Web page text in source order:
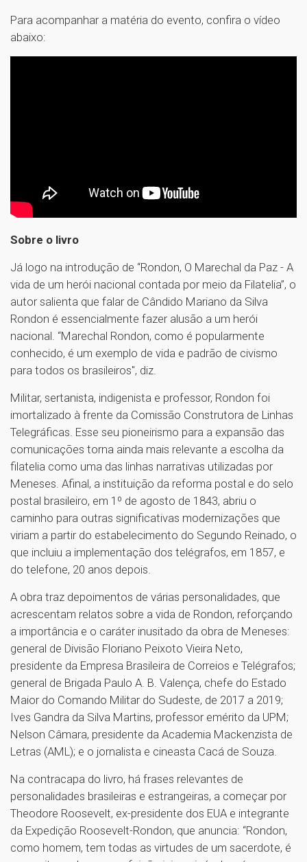
Para acompanhar a matéria do evento, confira o vídeo
abaixo:
Sobre o livro
Já logo na introdução de “Rondon, O Marechal da Paz - A
vida de um herói nacional contada por meio da Filatelia”, o
autor salienta que falar de Cândido Mariano da Silva
Rondon é essencialmente fazer alusão a um herói
nacional. “Marechal Rondon, como é popularmente
conhecido, é um exemplo de vida e padrão de civismo
para todos os brasileiros", diz.
Militar, sertanista, indigenista e professor, Rondon foi
imortalizado à frente da Comissão Construtora de Linhas
Telegráficas. Esse seu pioneirismo para a expansão das
comunicações torna ainda mais relevante a escolha da
filatelia como uma das linhas narrativas utilizadas por
Meneses. Afinal, a instituição da reforma postal e do selo
postal brasileiro, em 1º de agosto de 1843, abriu o
caminho para outras significativas modernizações que
viriam a partir do estabelecimento do Segundo Reinado, o
que incluiu a implementação dos telégrafos, em 1857, e
do telefone, 20 anos depois.
A obra traz depoimentos de várias personalidades, que
acrescentam relatos sobre a vida de Rondon, reforçando
a importância e o caráter inusitado da obra de Meneses:
general de Divisão Floriano Peixoto Vieira Neto,
presidente da Empresa Brasileira de Correios e Telégrafos;
general de Brigada Paulo A. B. Valença, chefe do Estado
Maior do Comando Militar do Sudeste, de 2017 a 2019;
Ives Gandra da Silva Martins, professor emérito da UPM;
Nelson Câmara, presidente da Academia Mackenzista de
Letras (AML); e o jornalista e cineasta Cacá de Souza.
Na contracapa do livro, há frases relevantes de
personalidades brasileiras e estrangeiras, a começar por
Theodore Roosevelt, ex-presidente dos EUA e integrante
da Expedição Roosevelt-Rondon, que anuncia: “Rondon,
como homem, tem todas as virtudes de um sacerdote, é